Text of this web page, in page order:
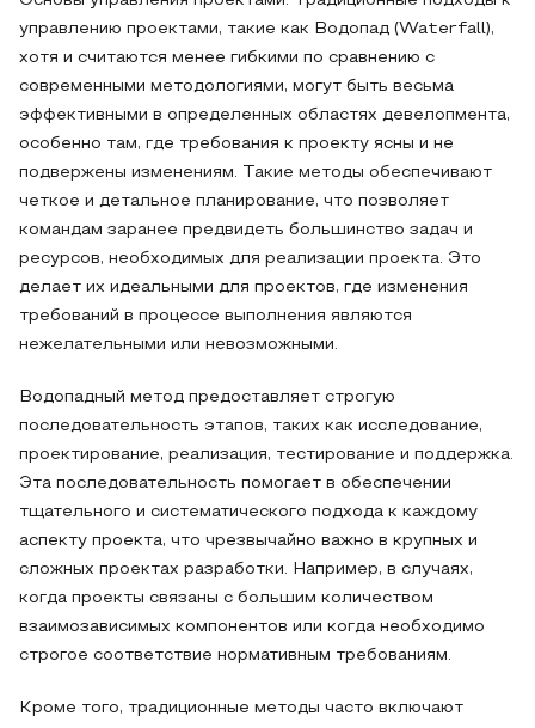
управлению проектами, такие как Водопад (Waterfall),
хотя и считаются менее гибкими по сравнению с
современными методологиями, могут быть весьма
эффективными в определенных областях девелопмента,
особенно там, где требования к проекту ясны и не
подвержены изменениям. Такие методы обеспечивают
четкое и детальное планирование, что позволяет
командам заранее предвидеть большинство задач и
ресурсов, необходимых для реализации проекта. Это
делает их идеальными для проектов, где изменения
требований в процессе выполнения являются
нежелательными или невозможными.
Водопадный метод предоставляет строгую
последовательность этапов, таких как исследование,
проектирование, реализация, тестирование и поддержка.
Эта последовательность помогает в обеспечении
тщательного и систематического подхода к каждому
аспекту проекта, что чрезвычайно важно в крупных и
сложных проектах разработки. Например, в случаях,
когда проекты связаны с большим количеством
взаимозависимых компонентов или когда необходимо
строгое соответствие нормативным требованиям.
Кроме того, традиционные методы часто включают